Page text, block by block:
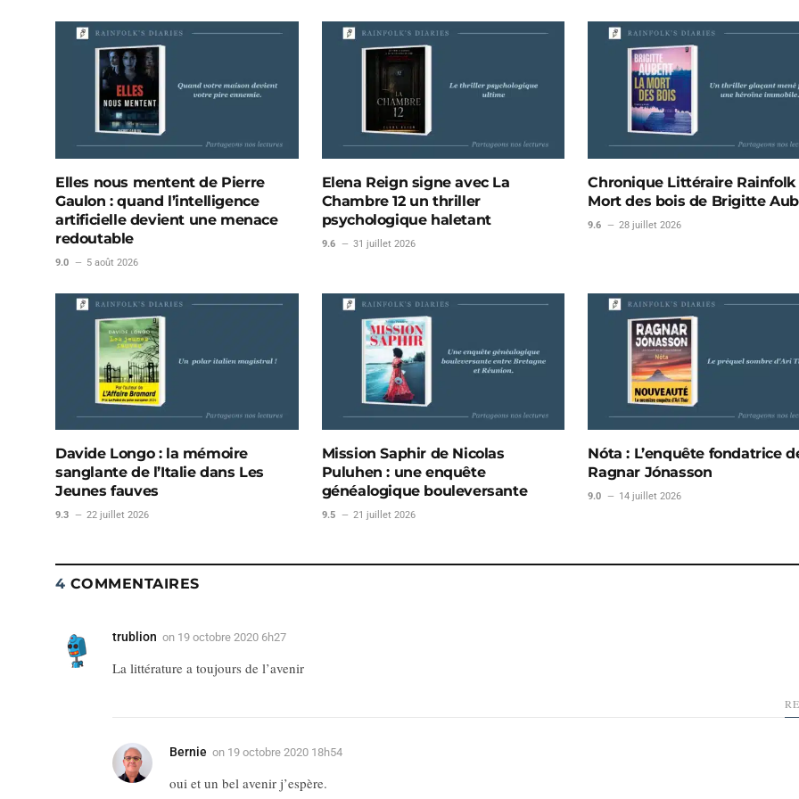
Elles nous mentent de Pierre
Gaulon : quand l’intelligence
artificielle devient une menace
redoutable
9.0 5 août 2026
Elena Reign signe avec La
Chambre 12 un thriller
psychologique haletant
9.6 31 juillet 2026
Chronique Littéraire Rainfolk
Mort des bois de Brigitte
9.6 28 juillet 2026
Davide Longo : la mémoire
sanglante de l’Italie dans Les
Jeunes fauves
9.3 22 juillet 2026
Mission Saphir de Nicolas
Puluhen : une enquête
généalogique bouleversante
9.5 21 juillet 2026
Nóta : L’enquête fondatrice
Ragnar Jónasson
9.0 14 juillet 2026
4 COMMENTAIRES
trublion on 19 octobre 2020 6h27
La littérature a toujours de l’avenir
Bernie on 19 octobre 2020 18h54
oui et un bel avenir j’espère.